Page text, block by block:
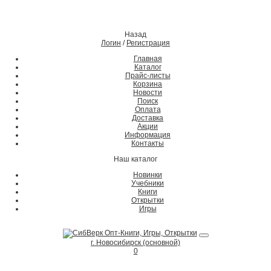
Назад
Логин / Регистрация
Главная
Каталог
Прайс-листы
Корзина
Новости
Поиск
Оплата
Доставка
Акции
Информация
Контакты
Наш каталог
Новинки
Учебники
Книги
Открытки
Игры
г. Новосибирск (основной)
0